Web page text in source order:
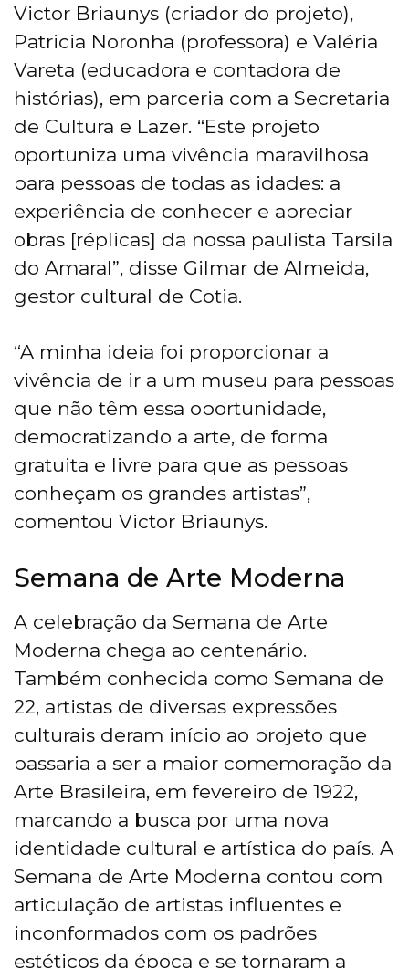
Victor Briaunys (criador do projeto),
Patricia Noronha (professora) e Valéria
Vareta (educadora e contadora de
histórias), em parceria com a Secretaria
de Cultura e Lazer. “Este projeto
oportuniza uma vivência maravilhosa
para pessoas de todas as idades: a
experiência de conhecer e apreciar
obras [réplicas] da nossa paulista Tarsila
do Amaral”, disse Gilmar de Almeida,
gestor cultural de Cotia.
“A minha ideia foi proporcionar a
vivência de ir a um museu para pessoas
que não têm essa oportunidade,
democratizando a arte, de forma
gratuita e livre para que as pessoas
conheçam os grandes artistas”,
comentou Victor Briaunys.
Semana de Arte Moderna
A celebração da Semana de Arte
Moderna chega ao centenário.
Também conhecida como Semana de
22, artistas de diversas expressões
culturais deram início ao projeto que
passaria a ser a maior comemoração da
Arte Brasileira, em fevereiro de 1922,
marcando a busca por uma nova
identidade cultural e artística do país. A
Semana de Arte Moderna contou com
articulação de artistas influentes e
inconformados com os padrões
estéticos da época e se tornaram a